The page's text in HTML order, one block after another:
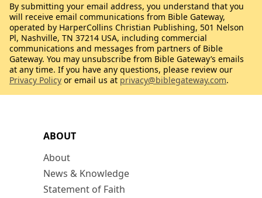
ABOUT
About
News & Knowledge
Statement of Faith
By submitting your email address, you understand that you
will receive email communications from Bible Gateway,
operated by HarperCollins Christian Publishing, 501 Nelson
Pl, Nashville, TN 37214 USA, including commercial
communications and messages from partners of Bible
Gateway. You may unsubscribe from Bible Gateway’s emails
at any time. If you have any questions, please review our
Privacy Policy or email us at privacy@biblegateway.com.